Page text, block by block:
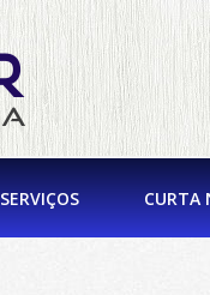
SERVIÇOS CURTA